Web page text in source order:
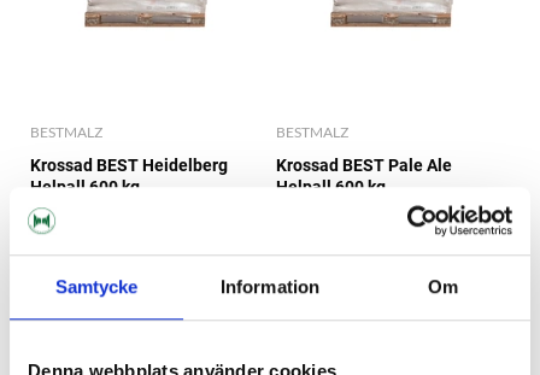
Samtycke Information Om
Denna webbplats använder cookies
BESTMALZ
Krossad BEST Heidelberg
Helpall 600 kg
8 523 kr
BESTMALZ
Krossad BEST Pale Ale
Helpall 600 kg